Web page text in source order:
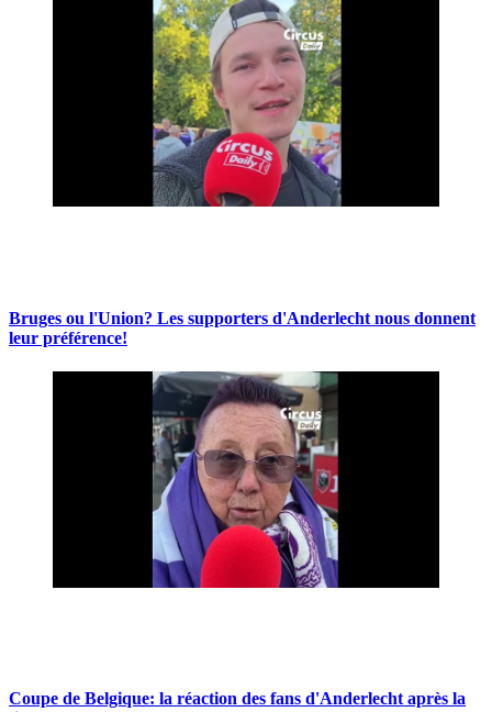
Bruges ou l'Union? Les supporters d'Anderlecht nous donnent
leur préférence!
Coupe de Belgique: la réaction des fans d'Anderlecht après la